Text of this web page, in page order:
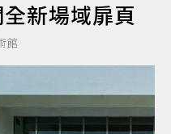
新場域扉頁
館